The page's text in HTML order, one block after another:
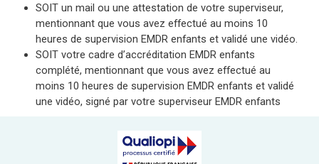
SOIT un mail ou une attestation de votre superviseur,
mentionnant que vous avez effectué au moins 10
heures de supervision EMDR enfants et validé une vidéo.
SOIT votre cadre d’accréditation EMDR enfants
complété, mentionnant que vous avez effectué au
moins 10 heures de supervision EMDR enfants et validé
une vidéo, signé par votre superviseur EMDR enfants